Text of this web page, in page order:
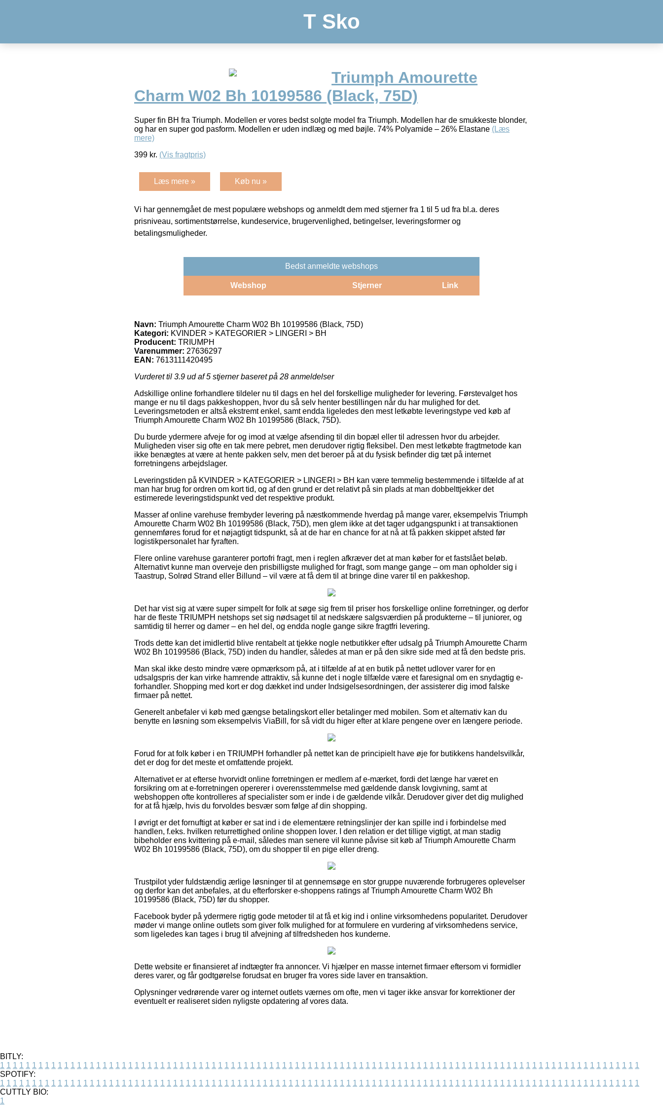
T Sko
Triumph Amourette
Charm W02 Bh 10199586 (Black, 75D)
Super fin BH fra Triumph. Modellen er vores bedst solgte model fra Triumph. Modellen har de smukkeste blonder,
og har en super god pasform. Modellen er uden indlæg og med bøjle. 74% Polyamide – 26% Elastane (Læs
mere)
399 kr. (Vis fragtpris)
Læs mere » Køb nu »
Vi har gennemgået de mest populære webshops og anmeldt dem med stjerner fra 1 til 5 ud fra bl.a. deres
prisniveau, sortimentstørrelse, kundeservice, brugervenlighed, betingelser, leveringsformer og
betalingsmuligheder.
Bedst anmeldte webshops
Webshop Stjerner Link
Navn: Triumph Amourette Charm W02 Bh 10199586 (Black, 75D)
Kategori: KVINDER > KATEGORIER > LINGERI > BH
Producent: TRIUMPH
Varenummer: 27636297
EAN: 7613111420495
Vurderet til 3.9 ud af 5 stjerner baseret på 28 anmeldelser
Adskillige online forhandlere tildeler nu til dags en hel del forskellige muligheder for levering. Førstevalget hos
mange er nu til dags pakkeshoppen, hvor du så selv henter bestillingen når du har mulighed for det.
Leveringsmetoden er altså ekstremt enkel, samt endda ligeledes den mest letkøbte leveringstype ved køb af
Triumph Amourette Charm W02 Bh 10199586 (Black, 75D).
Du burde ydermere afveje for og imod at vælge afsending til din bopæl eller til adressen hvor du arbejder.
Muligheden viser sig ofte en tak mere pebret, men derudover rigtig fleksibel. Den mest letkøbte fragtmetode kan
ikke benægtes at være at hente pakken selv, men det beroer på at du fysisk befinder dig tæt på internet
forretningens arbejdslager.
Leveringstiden på KVINDER > KATEGORIER > LINGERI > BH kan være temmelig bestemmende i tilfælde af at
man har brug for ordren om kort tid, og af den grund er det relativt på sin plads at man dobbelttjekker det
estimerede leveringstidspunkt ved det respektive produkt.
Masser af online varehuse frembyder levering på næstkommende hverdag på mange varer, eksempelvis Triumph
Amourette Charm W02 Bh 10199586 (Black, 75D), men glem ikke at det tager udgangspunkt i at transaktionen
gennemføres forud for et nøjagtigt tidspunkt, så at de har en chance for at nå at få pakken skippet afsted før
logistikpersonalet har fyraften.
Flere online varehuse garanterer portofri fragt, men i reglen afkræver det at man køber for et fastslået beløb.
Alternativt kunne man overveje den prisbilligste mulighed for fragt, som mange gange – om man opholder sig i
Taastrup, Solrød Strand eller Billund – vil være at få dem til at bringe dine varer til en pakkeshop.
Det har vist sig at være super simpelt for folk at søge sig frem til priser hos forskellige online forretninger, og derfor
har de fleste TRIUMPH netshops set sig nødsaget til at nedskære salgsværdien på produkterne – til juniorer, og
samtidig til herrer og damer – en hel del, og endda nogle gange sikre fragtfri levering.
Trods dette kan det imidlertid blive rentabelt at tjekke nogle netbutikker efter udsalg på Triumph Amourette Charm
W02 Bh 10199586 (Black, 75D) inden du handler, således at man er på den sikre side med at få den bedste pris.
Man skal ikke desto mindre være opmærksom på, at i tilfælde af at en butik på nettet udlover varer for en
udsalgspris der kan virke hamrende attraktiv, så kunne det i nogle tilfælde være et faresignal om en snydagtig e-
forhandler. Shopping med kort er dog dækket ind under Indsigelsesordningen, der assisterer dig imod falske
firmaer på nettet.
Generelt anbefaler vi køb med gængse betalingskort eller betalinger med mobilen. Som et alternativ kan du
benytte en løsning som eksempelvis ViaBill, for så vidt du higer efter at klare pengene over en længere periode.
Forud for at folk køber i en TRIUMPH forhandler på nettet kan de principielt have øje for butikkens handelsvilkår,
det er dog for det meste et omfattende projekt.
Alternativet er at efterse hvorvidt online forretningen er medlem af e-mærket, fordi det længe har været en
forsikring om at e-forretningen opererer i overensstemmelse med gældende dansk lovgivning, samt at
webshoppen ofte kontrolleres af specialister som er inde i de gældende vilkår. Derudover giver det dig mulighed
for at få hjælp, hvis du forvoldes besvær som følge af din shopping.
I øvrigt er det fornuftigt at køber er sat ind i de elementære retningslinjer der kan spille ind i forbindelse med
handlen, f.eks. hvilken returrettighed online shoppen lover. I den relation er det tillige vigtigt, at man stadig
bibeholder ens kvittering på e-mail, således man senere vil kunne påvise sit køb af Triumph Amourette Charm
W02 Bh 10199586 (Black, 75D), om du shopper til en pige eller dreng.
Trustpilot yder fuldstændig ærlige løsninger til at gennemsøge en stor gruppe nuværende forbrugeres oplevelser
og derfor kan det anbefales, at du efterforsker e-shoppens ratings af Triumph Amourette Charm W02 Bh
10199586 (Black, 75D) før du shopper.
Facebook byder på ydermere rigtig gode metoder til at få et kig ind i online virksomhedens popularitet. Derudover
møder vi mange online outlets som giver folk mulighed for at formulere en vurdering af virksomhedens service,
som ligeledes kan tages i brug til afvejning af tilfredsheden hos kunderne.
Dette website er finansieret af indtægter fra annoncer. Vi hjælper en masse internet firmaer eftersom vi formidler
deres varer, og får godtgørelse forudsat en bruger fra vores side laver en transaktion.
Oplysninger vedrørende varer og internet outlets værnes om ofte, men vi tager ikke ansvar for korrektioner der
eventuelt er realiseret siden nyligste opdatering af vores data.
BITLY:
1 1 1 1 1 1 1 1 1 1 1 1 1 1 1 1 1 1 1 1 1 1 1 1 1 1 1 1 1 1 1 1 1 1 1 1 1 1 1 1 1 1 1 1 1 1 1 1 1 1 1 1 1 1 1 1 1 1 1 1 1 1 1 1 1 1 1 1 1 1 1 1 1 1 1 1 1 1 1 1 1 1 1 1 1 1 1 1 1 1 1 1 1 1 1 1 1 1 1 1
SPOTIFY:
1 1 1 1 1 1 1 1 1 1 1 1 1 1 1 1 1 1 1 1 1 1 1 1 1 1 1 1 1 1 1 1 1 1 1 1 1 1 1 1 1 1 1 1 1 1 1 1 1 1 1 1 1 1 1 1 1 1 1 1 1 1 1 1 1 1 1 1 1 1 1 1 1 1 1 1 1 1 1 1 1 1 1 1 1 1 1 1 1 1 1 1 1 1 1 1 1 1 1 1
CUTTLY BIO:
1